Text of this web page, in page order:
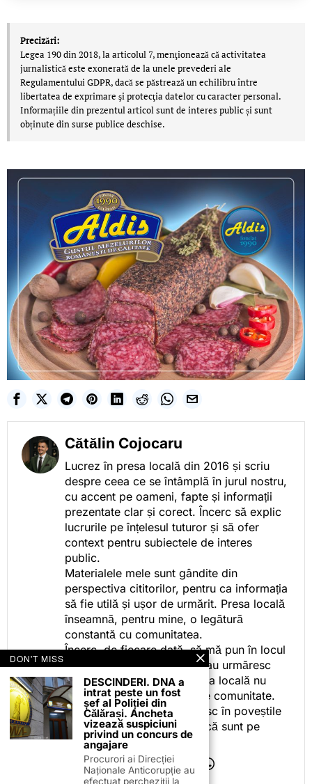
Precizări:
Legea 190 din 2018, la articolul 7, menţionează că activitatea
jurnalistică este exonerată de la unele prevederi ale
Regulamentului GDPR, dacă se păstrează un echilibru între
libertatea de exprimare şi protecţia datelor cu caracter personal.
Informațiile din prezentul articol sunt de interes public și sunt
obținute din surse publice deschise.
Cătălin Cojocaru
Lucrez în presa locală din 2016 și scriu
despre ceea ce se întâmplă în jurul nostru,
cu accent pe oameni, fapte și informații
prezentate clar și corect. Încerc să explic
lucrurile pe înțelesul tuturor și să ofer
context pentru subiectele de interes
public.
Materialele mele sunt gândite din
perspectiva cititorilor, pentru ca informația
să fie utilă și ușor de urmărit. Presa locală
înseamnă, pentru mine, o legătură
constantă cu comunitatea.
Încerc, de fiecare dată, să mă pun în locul
celor care citesc, privesc sau urmăresc
ceea ce fac. Pentru că presa locală nu
este despre mine, ci despre comunitate.
Iar dacă oamenii se regăsesc în poveștile
pe care le spun, înseamnă că sunt pe
drumul bun.
DON'T MISS
DESCINDERI. DNA a
intrat peste un fost
șef al Poliției din
Călărași. Ancheta
vizează suspiciuni
privind un concurs de
angajare
Procurori ai Direcției
Naționale Anticorupție au
efectuat percheziții la